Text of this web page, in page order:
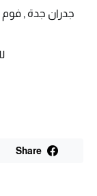
جدران جدة , فوم
Share